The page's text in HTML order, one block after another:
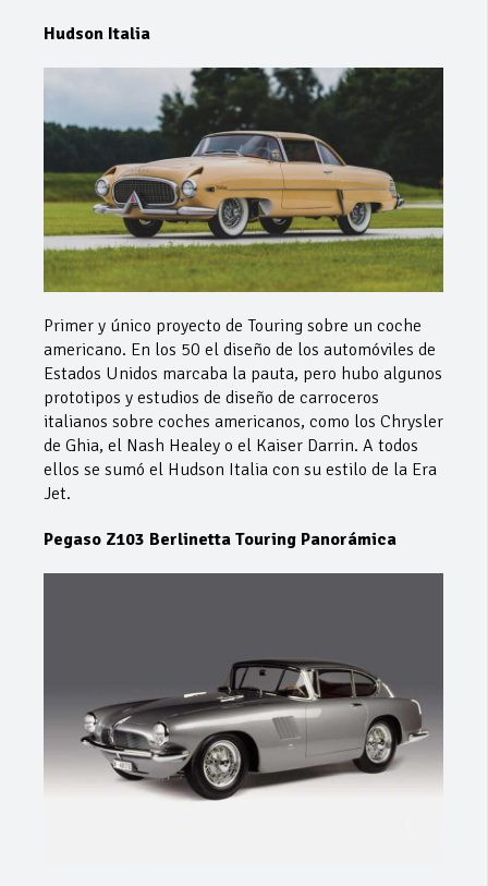
Hudson Italia
Primer y único proyecto de Touring sobre un coche
americano. En los 50 el diseño de los automóviles de
Estados Unidos marcaba la pauta, pero hubo algunos
prototipos y estudios de diseño de carroceros
italianos sobre coches americanos, como los Chrysler
de Ghia, el Nash Healey o el Kaiser Darrin. A todos
ellos se sumó el Hudson Italia con su estilo de la Era
Jet.
Pegaso Z103 Berlinetta Touring Panorámica